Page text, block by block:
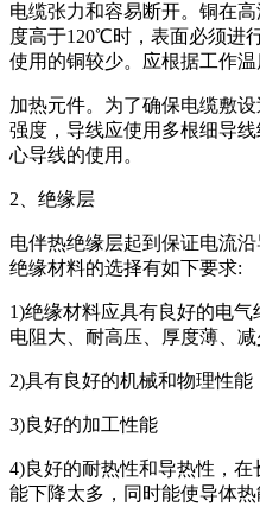
电缆张力和容易断开。铜在
度高于120℃时，表面必须进
使用的铜较少。应根据工作
加热元件。为了确保电缆敷
强度，导线应使用多根细导
心导线的使用。
2、绝缘层
电伴热绝缘层起到保证电流
绝缘材料的选择有如下要求:
1)绝缘材料应具有良好的电
电阻大、耐高压、厚度薄、
2)具有良好的机械和物理性
3)良好的加工性能
4)良好的耐热性和导热性，
能下降太多，同时能使导体